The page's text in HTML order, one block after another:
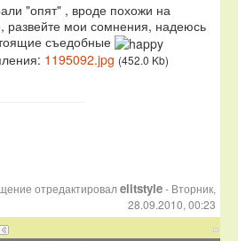
"опят" , вроде похожи на
развейте мои сомнения, надеюсь
съедобные
1195092.jpg (452.0 Kb)
отредактировал elitstyle- Вторник,
28.09.2010, 00:23